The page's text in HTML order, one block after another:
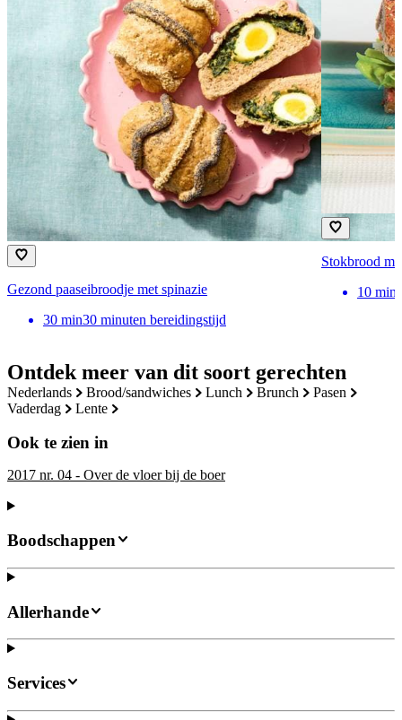
Ontdek meer van dit soort gerechten
nederlands brood/sandwiches lunch brunch
pasen
vaderdag
lente
Ook te zien in
2017 nr. 04 - Over de vloer bij de boer
Gezond paaseibroodje met spinazie
30 min30 minuten bereidingstijd
Stokbrood
10 min
Boodschappen
Allerhande
Services